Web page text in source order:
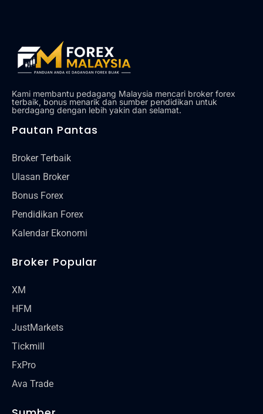
Tentang Kami
Kami membantu pedagang Malaysia mencari broker forex
terbaik, bonus menarik dan sumber pendidikan untuk
berdagang dengan lebih yakin dan selamat.
Pautan Pantas
Broker Terbaik
Ulasan Broker
Bonus Forex
Pendidikan Forex
Kalendar Ekonomi
Broker Popular
XM
HFM
JustMarkets
Tickmill
FxPro
Ava Trade